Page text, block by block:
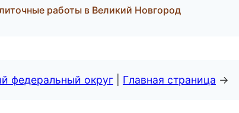
работы в Великий Новгород
федеральный округ Главная страница →